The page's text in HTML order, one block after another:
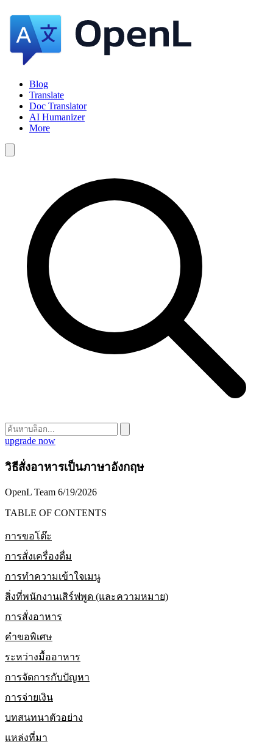
Blog
Translate
Doc Translator
AI Humanizer
More
upgrade now
วิธีสั่งอาหารเป็นภาษาอังกฤษ
OpenL Team 6/19/2026
TABLE OF CONTENTS
การขอโต๊ะ
การสั่งเครื่องดื่ม
การทำความเข้าใจเมนู
สิ่งที่พนักงานเสิร์ฟพูด (และความหมาย)
การสั่งอาหาร
คำขอพิเศษ
ระหว่างมื้ออาหาร
การจัดการกับปัญหา
การจ่ายเงิน
บทสนทนาตัวอย่าง
แหล่งที่มา